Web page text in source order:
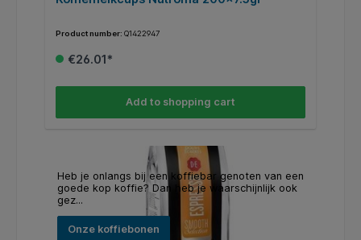
Product number: Q1422947
€26.01*
Add to shopping cart
Heb je onlangs bij een koffiebar genoten van een
goede kop koffie? Dan heb je waarschijnlijk ook
gez...
Onze koffiebonen